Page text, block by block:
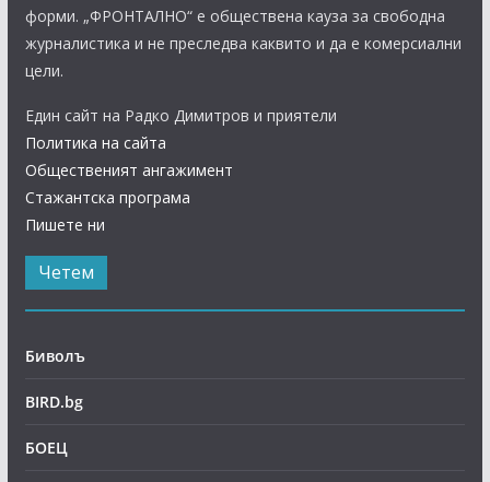
форми. „ФРОНТАЛНО“ е обществена кауза за свободна
журналистика и не преследва каквито и да е комерсиални
цели.
Един сайт на Радко Димитров и приятели
Политика на сайта
Общественият ангажимент
Стажантска програма
Пишете ни
Четем
Биволъ
BIRD.bg
БОЕЦ